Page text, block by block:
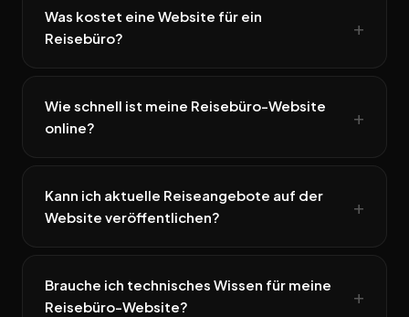
Was kostet eine Website für ein
Reisebüro?
Wie schnell ist meine Reisebüro-Website
online?
Kann ich aktuelle Reiseangebote auf der
Website veröffentlichen?
Brauche ich technisches Wissen für meine
Reisebüro-Website?